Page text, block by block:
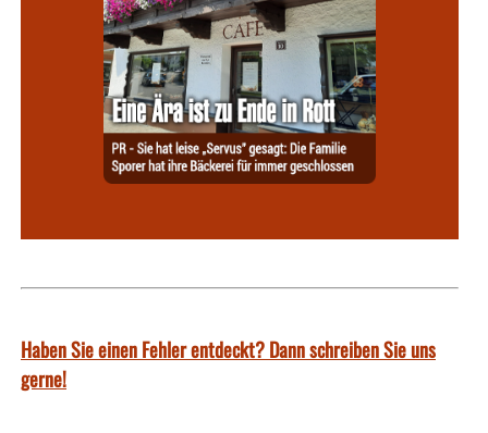
Haben Sie einen Fehler entdeckt? Dann schreiben Sie uns
gerne!